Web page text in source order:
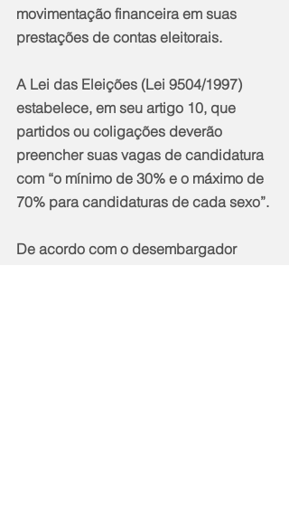
movimentação financeira em suas
prestações de contas eleitorais.
A Lei das Eleições (Lei 9504/1997)
estabelece, em seu artigo 10, que
partidos ou coligações deverão
preencher suas vagas de candidatura
com “o mínimo de 30% e o máximo de
70% para candidaturas de cada sexo”.
De acordo com o desembargador